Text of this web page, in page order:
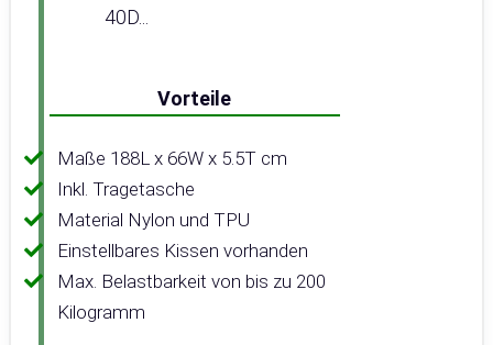
40D...
Vorteile
Maße 188L x 66W x 5.5T cm
Inkl. Tragetasche
Material Nylon und TPU
Einstellbares Kissen vorhanden
Max. Belastbarkeit von bis zu 200
Kilogramm